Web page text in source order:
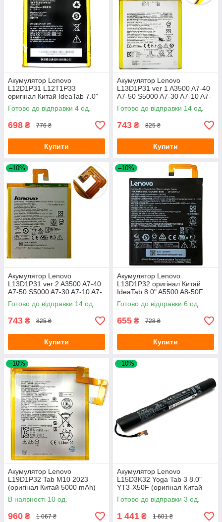
Акумулятор Lenovo
L12D1P31 L12T1P33
оригінал Китай IdeaTab 7.0"
A1000 A3000 A3300 A5000,
A7-30 3500 mAh
Готово до відправки 4 од.
698 ₴ 776 ₴
Купити
Акумулятор Lenovo
L13D1P31 ver 1 A3500 A7-40
A7-50 S5000 A7-30 A7-10 A7-
20 TB3-710 TB3-730X TB-
7304i
Готово до відправки 14 од.
743 ₴ 825 ₴
Купити
–10%
Акумулятор Lenovo
L13D1P31 ver 2 A3500 A7-40
A7-50 S5000 A7-30 A7-10 A7-
20 TB3-710 TB3-730X TB-
7304i
Готово до відправки 14 од.
743 ₴ 825 ₴
Купити
–10%
Акумулятор Lenovo
L13D1P32 оригінал Китай
IdeaTab 8.0" A5500 A8-50F
A8-50 4200mAh
Готово до відправки 6 од.
655 ₴ 728 ₴
Купити
–10%
Акумулятор Lenovo
L19D1P32 Tab M10 2023
(оригінал Китай 5000 mAh)
В наявності 10 од.
960 ₴ 1 067 ₴
–10%
Акумулятор Lenovo
L15D3K32 Yoga Tab 3 8.0"
YT3-X50F (оригінал Китай
8400 mAh)
Готово до відправки 3 од.
1 441 ₴ 1 601 ₴